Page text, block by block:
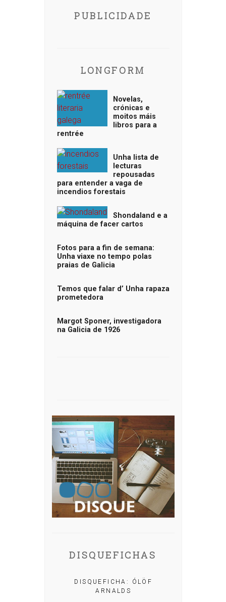
PUBLICIDADE
LONGFORM
Novelas,
crónicas e
moitos máis
libros para a
rentrée
Unha lista de
lecturas
repousadas
para entender a vaga de
incendios forestais
Shondaland e a
máquina de facer cartos
Fotos para a fin de semana:
Unha viaxe no tempo polas
praias de Galicia
Temos que falar d’ Unha rapaza
prometedora
Margot Sponer, investigadora
na Galicia de 1926
DISQUEFICHAS
DISQUEFICHA: ÓLÖF
ARNALDS